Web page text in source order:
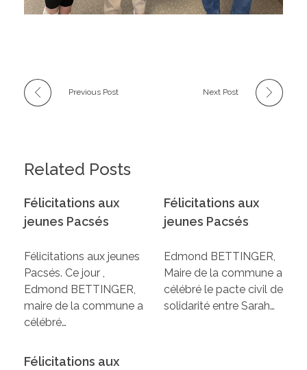
Previous Post Next Post
Related Posts
Félicitations aux
jeunes Pacsés
Félicitations aux jeunes
Pacsés. Ce jour ,
Edmond BETTINGER,
maire de la commune a
célébré…
Félicitations aux
jeunes Pacsés
Edmond BETTINGER,
Maire de la commune a
célébré le pacte civil de
solidarité entre Sarah…
Félicitations aux